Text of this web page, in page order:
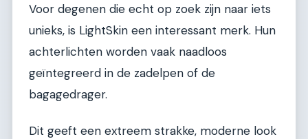
Voor degenen die echt op zoek zijn naar iets
unieks, is LightSkin een interessant merk. Hun
achterlichten worden vaak naadloos
geïntegreerd in de zadelpen of de
bagagedrager.
Dit geeft een extreem strakke, moderne look